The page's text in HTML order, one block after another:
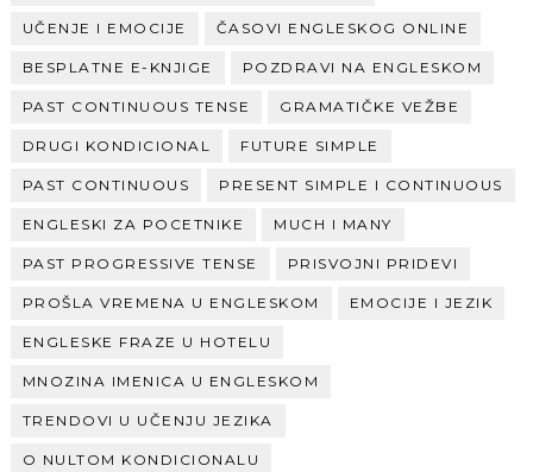
UČENJE I EMOCIJE ČASOVI ENGLESKOG ONLINE
BESPLATNE E-KNJIGE POZDRAVI NA ENGLESKOM
PAST CONTINUOUS TENSE GRAMATIČKE VEŽBE
DRUGI KONDICIONAL FUTURE SIMPLE
PAST CONTINUOUS PRESENT SIMPLE I CONTINUOUS
ENGLESKI ZA POCETNIKE MUCH I MANY
PAST PROGRESSIVE TENSE PRISVOJNI PRIDEVI
PROŠLA VREMENA U ENGLESKOM EMOCIJE I JEZIK
ENGLESKE FRAZE U HOTELU
MNOZINA IMENICA U ENGLESKOM
TRENDOVI U UČENJU JEZIKA
O NULTOM KONDICIONALU